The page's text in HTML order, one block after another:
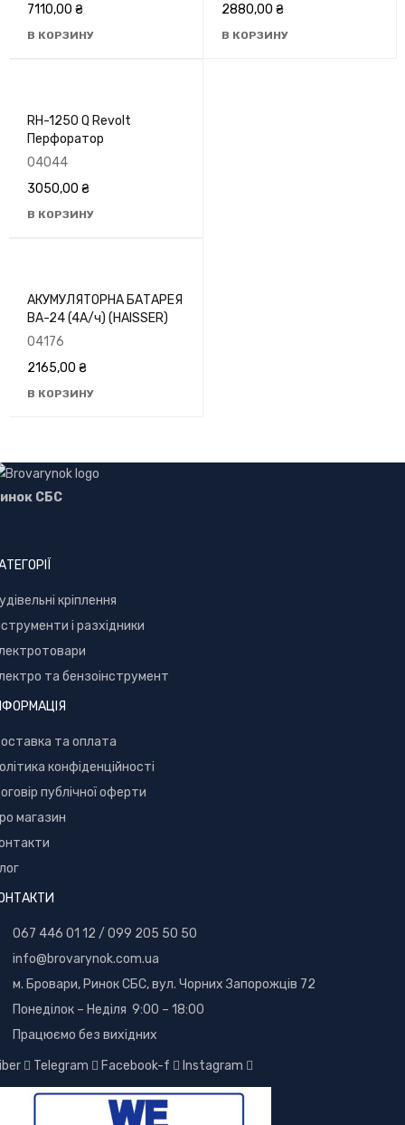
7110,00 ₴
В КОРЗИНУ
2880,00 ₴
В КОРЗИНУ
RH-1250 Q Revolt
Перфоратор
04044
3050,00 ₴
В КОРЗИНУ
АКУМУЛЯТОРНА БАТАРЕЯ
ВА-24 (4А/ч) (HAISSER)
04176
2165,00 ₴
В КОРЗИНУ
СБС
івельні кріплення
і разхідники
та бензоінструмент
та оплата
конфіденційності
публічної оферти
магазин
067 446 01 12 / 099 205 50 50
info@brovarynok.com.ua
м. Бровари, Ринок СБС, вул. Чорних Запорожців 72
Понеділок – Неділя 9:00 – 18:00
Працюємо без вихідних
Telegram Facebook-f Instagram